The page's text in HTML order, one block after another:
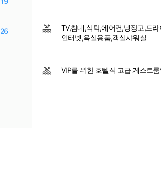
26
TV,침대,식탁,에어컨,냉장고,드
인터넷,욕실용품,객실샤워실
VIP를 위한 호텔식 고급 게스트